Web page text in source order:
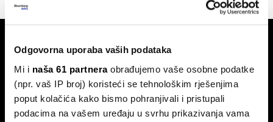
Odgovorna uporaba vaših podataka
Mi i naša 61 partneraobrađujemo vaše osobne podatke
(npr. vaš IP broj) koristeći se tehnološkim rješenjima
poput kolačića kako bismo pohranjivali i pristupali
podacima na vašem uređaju u svrhu prikazivanja vama
Pretplati se na
newsletter